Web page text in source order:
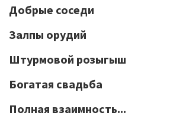
Добрые соседи
Залпы орудий
Штурмовой розыгыш
Богатая свадьба
Полная взаимность...